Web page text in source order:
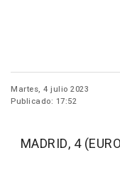
Martes, 4 julio 2023
Publicado: 17:52
MADRID, 4